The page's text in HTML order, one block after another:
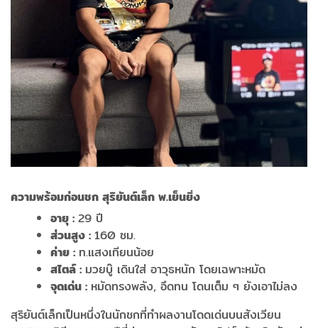
ความพร้อมก่อนชก สุริยันต์เล็ก พ.เย็นยิ่ง
อายุ : 29 ปี
ส่วนสูง : 160 ซม.
ค่าย : ท.แสงเทียนน้อย
สไตล์: มวยบู๊ เดินใส่ อาวุธหนัก โดยเฉพาะหมัด
จุดเด่น : หมัดทรงพลัง, อึดทน โดนเต็ม ๆ ยังเอาไม่ลง
สุริยันต์เล็กเป็นหนึ่งในนักชกที่ทำผลงานโดดเด่นบนสังเวียน